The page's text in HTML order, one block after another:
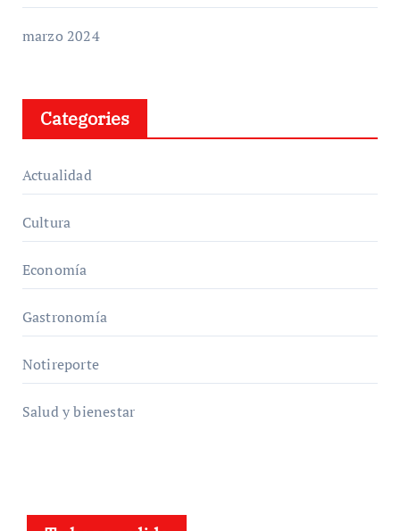
marzo 2024
Categories
Actualidad
Cultura
Economía
Gastronomía
Notireporte
Salud y bienestar